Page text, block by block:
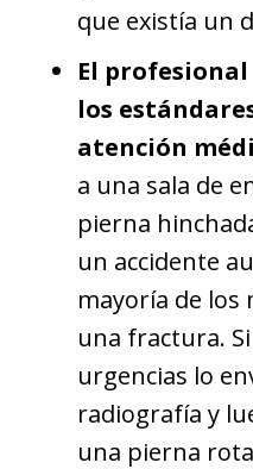
que existía un
El profesional
los
atención
a una sala de
pierna
un accidente
mayoría de los
una fractura.
urgencias lo
radiografía y
una pierna